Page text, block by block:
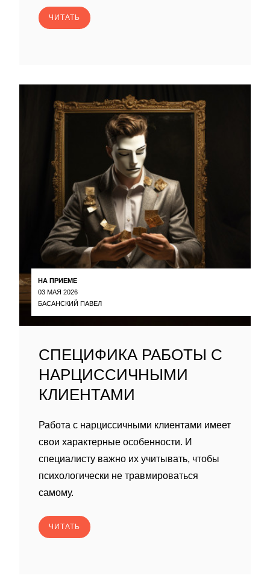
ЧИТАТЬ
НА ПРИЕМЕ
03 МАЯ 2026
БАСАНСКИЙ ПАВЕЛ
СПЕЦИФИКА РАБОТЫ С
НАРЦИССИЧНЫМИ
КЛИЕНТАМИ
Работа с нарциссичными клиентами имеет
свои характерные особенности. И
специалисту важно их учитывать, чтобы
психологически не травмироваться
самому.
ЧИТАТЬ